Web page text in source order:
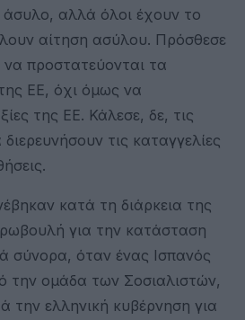
άσυλο, αλλά όλοι έχουν το
αίτηση ασύλου. Πρόσθεσε
να προστατεύονται τα
ΕΕ, όχι όμως να
της ΕΕ. Κάλεσε, δε, τις
τις καταγγελίες
κατά τη διάρκεια της
για την κατάσταση
σύνορα, όταν ένας Ισπανός
την ομάδα των Σοσιαλιστών,
την ελληνική κυβέρνηση για